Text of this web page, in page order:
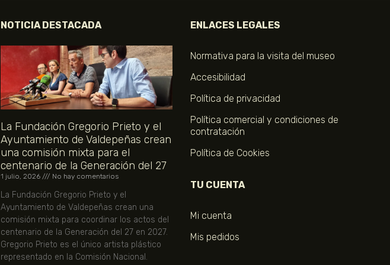
NOTICIA DESTACADA
La Fundación Gregorio Prieto y el
Ayuntamiento de Valdepeñas crean
una comisión mixta para el
centenario de la Generación del 27
1 julio, 2026 No hay comentarios
La Fundación Gregorio Prieto y el
Ayuntamiento de Valdepeñas crean una
comisión mixta para coordinar los actos del
centenario de la Generación del 27 en 2027.
Gregorio Prieto es el único artista plástico
representado en la Comisión Nacional.
ENLACES LEGALES
Normativa para la visita del museo
Accesibilidad
Política de privacidad
Política comercial y condiciones de
contratación
Política de Cookies
TU CUENTA
Mi cuenta
Mis pedidos